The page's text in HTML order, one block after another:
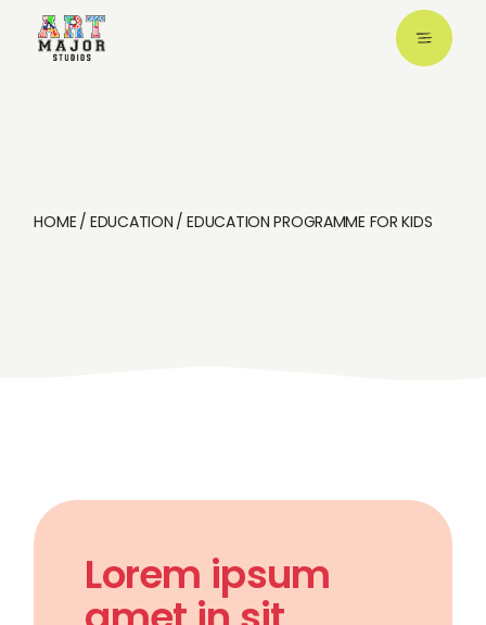
HOME EDUCATION EDUCATION PROGRAMME FOR KIDS
Lorem ipsum